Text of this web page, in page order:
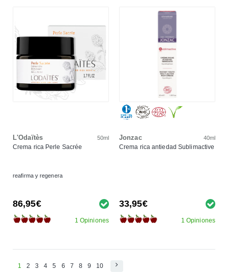
L'Odaïtès 50ml
Crema rica Perle Sacrée
reafirma y regenera
86,95€
1 Opiniones
Jonzac 40ml
Crema rica antiedad Sublimactive
33,95€
1 Opiniones
1 2 3 4 5 6 7 8 9 10